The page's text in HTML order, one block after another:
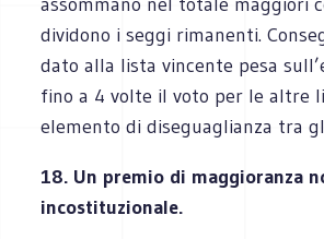
dividono i seggi rimanenti.
dato alla lista vincente pesa
fino a 4 volte il voto per le altre
elemento di diseguaglianza tra
18. Un premio di maggioranza
incostituzionale.